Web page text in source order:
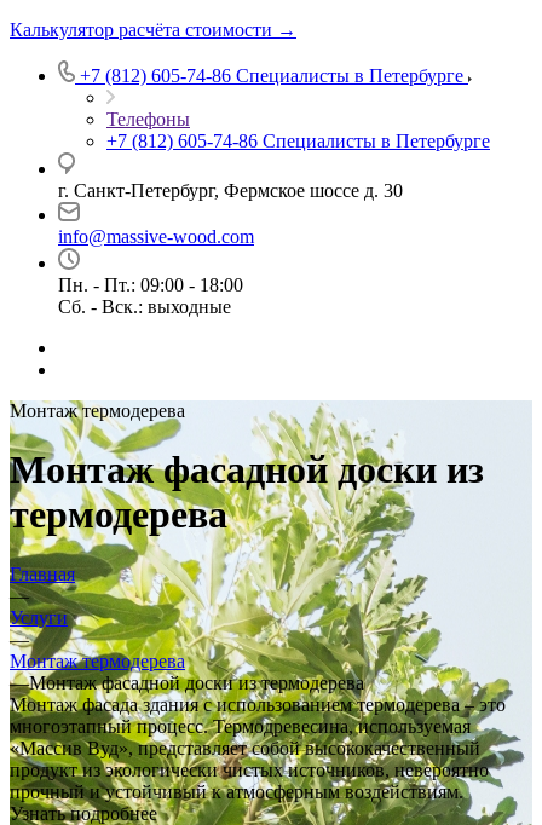
Калькулятор расчёта стоимости →
+7 (812) 605-74-86 Специалисты в Петербурге
Телефоны
+7 (812) 605-74-86 Специалисты в Петербурге
г. Санкт-Петербург, Фермское шоссе д. 30
info@massive-wood.com
Пн. - Пт.: 09:00 - 18:00
Сб. - Вск.: выходные
Монтаж термодерева
Монтаж фасадной доски из
термодерева
Главная
—
Услуги
—
Монтаж термодерева
—Монтаж фасадной доски из термодерева
Монтаж фасада здания с использованием термодерева – это
многоэтапный процесс. Термодревесина, используемая
«Массив Вуд», представляет собой высококачественный
продукт из экологически чистых источников, невероятно
прочный и устойчивый к атмосферным воздействиям.
Узнать подробнее